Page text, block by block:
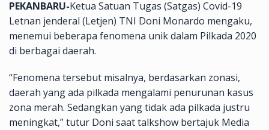
PEKANBARU-Ketua Satuan Tugas (Satgas) Covid-19
Letnan jenderal (Letjen) TNI Doni Monardo mengaku,
menemui beberapa fenomena unik dalam Pilkada 2020
di berbagai daerah.
“Fenomena tersebut misalnya, berdasarkan zonasi,
daerah yang ada pilkada mengalami penurunan kasus
zona merah. Sedangkan yang tidak ada pilkada justru
meningkat,” tutur Doni saat talkshow bertajuk Media